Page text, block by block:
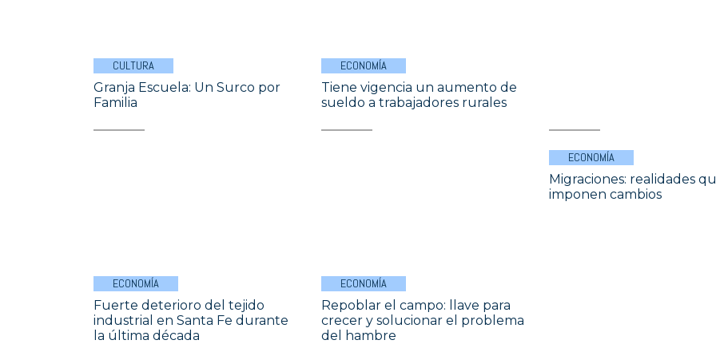
CULTURA
Granja Escuela: Un Surco por
Familia
ECONOMÍA
Tiene vigencia un aumento de
sueldo a trabajadores rurales
ECONOMÍA
Fuerte deterioro del tejido
industrial en Santa Fe durante
la última década
ECONOMÍA
Repoblar el campo: llave para
crecer y solucionar el problema
del hambre
ECONOMÍA
Migraciones: realidades
imponen cambios